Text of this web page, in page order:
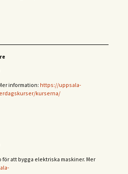
information: https://uppsala-
kurserna/
för att bygga elektriska maskiner. Mer